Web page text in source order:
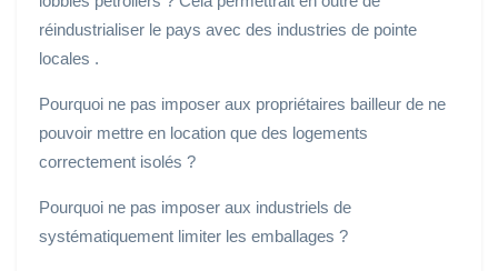
réindustrialiser le pays avec des industries de pointe
locales .
Pourquoi ne pas imposer aux propriétaires bailleur de ne
pouvoir mettre en location que des logements
correctement isolés ?
Pourquoi ne pas imposer aux industriels de
systématiquement limiter les emballages ?